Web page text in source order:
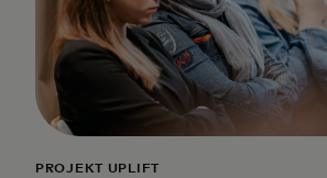
PROJEKT UPLIFT